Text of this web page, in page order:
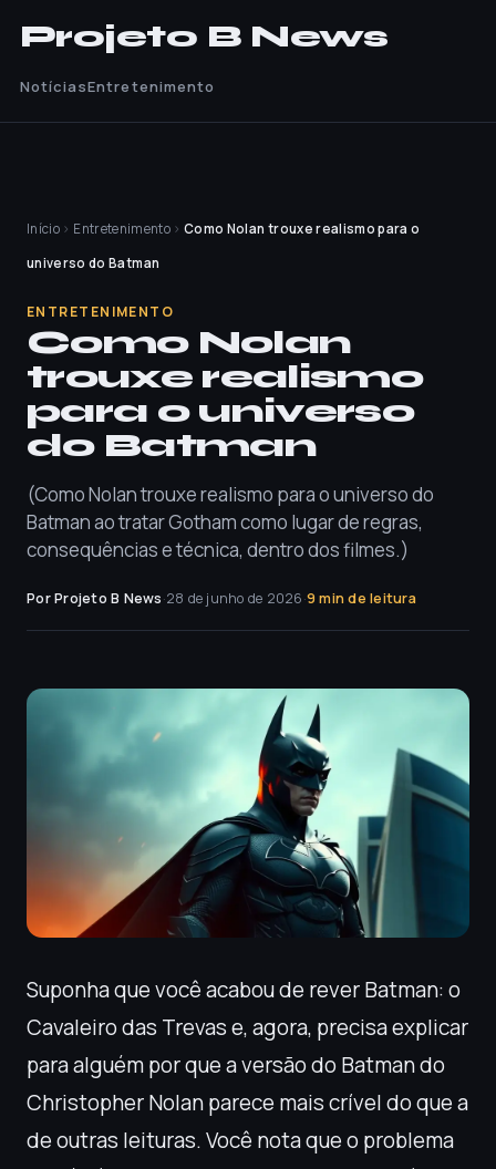
Projeto B News
NotíciasEntretenimento
Início › Entretenimento › Como Nolan trouxe realismo para o
universo do Batman
ENTRETENIMENTO
Como Nolan
trouxe realismo
para o universo
do Batman
(Como Nolan trouxe realismo para o universo do
Batman ao tratar Gotham como lugar de regras,
consequências e técnica, dentro dos filmes.)
Por Projeto B News·28 de junho de 2026·9 min de leitura
Suponha que você acabou de rever Batman: o
Cavaleiro das Trevas e, agora, precisa explicar
para alguém por que a versão do Batman do
Christopher Nolan parece mais crível do que a
de outras leituras. Você nota que o problema